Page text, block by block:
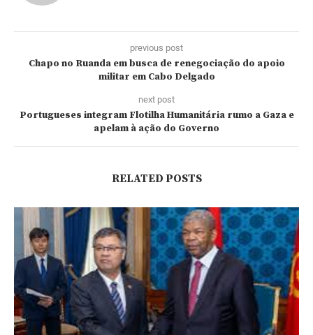
previous post
Chapo no Ruanda em busca de renegociação do apoio
militar em Cabo Delgado
next post
Portugueses integram Flotilha Humanitária rumo a Gaza e
apelam à ação do Governo
RELATED POSTS